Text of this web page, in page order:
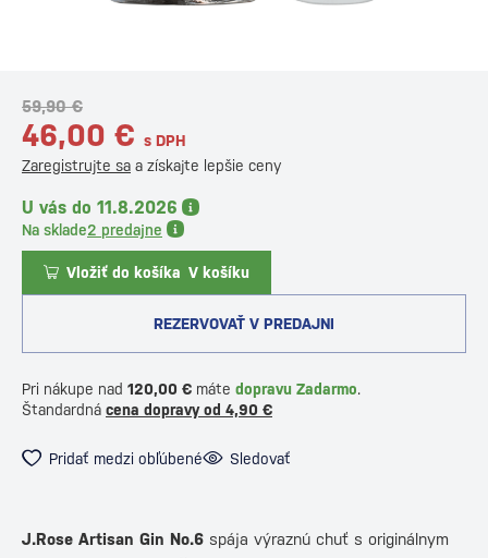
59,90 €
46,00 € s DPH
Zaregistrujte sa a získajte lepšie ceny
U vás do 11.8.2026
Na sklade2 predajne
Vložiť do košíka V košíku
REZERVOVAŤ V PREDAJNI
Pri nákupe nad 120,00 € máte dopravu Zadarmo.
Štandardná cena dopravy od 4,90 €
Pridať medzi obľúbené Sledovať
J.Rose Artisan Gin No.6 spája výraznú chuť s originálnym